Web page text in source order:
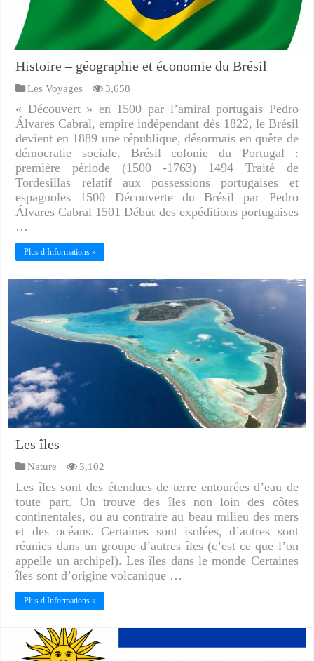
Histoire – géographie et économie du Brésil
Les Voyages 3,658
« Découvert » en 1500 par l’amiral portugais Pedro
Álvares Cabral, empire indépendant dès 1822, le Brésil
devient en 1889 une république, désormais en quête de
démocratie sociale. Brésil colonie du Portugal :
première période (1500 -1763) 1494 Traité de
Tordesillas relatif aux possessions portugaises et
espagnoles 1500 Découverte du Brésil par Pedro
Álvares Cabral 1501 Début des expéditions portugaises
…
Plus d Informations »
Les îles
Nature 3,102
Les îles sont des étendues de terre entourées d’eau de
toute part. On trouve des îles non loin des côtes
continentales, ou au contraire au beau milieu des mers
et des océans. Certaines sont isolées, d’autres sont
réunies dans un groupe d’autres îles (c’est ce que l’on
appelle un archipel). Les îles dans le monde Certaines
îles sont d’origine volcanique …
Plus d Informations »